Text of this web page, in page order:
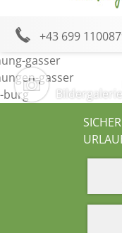
+43 699
Bildergalerie